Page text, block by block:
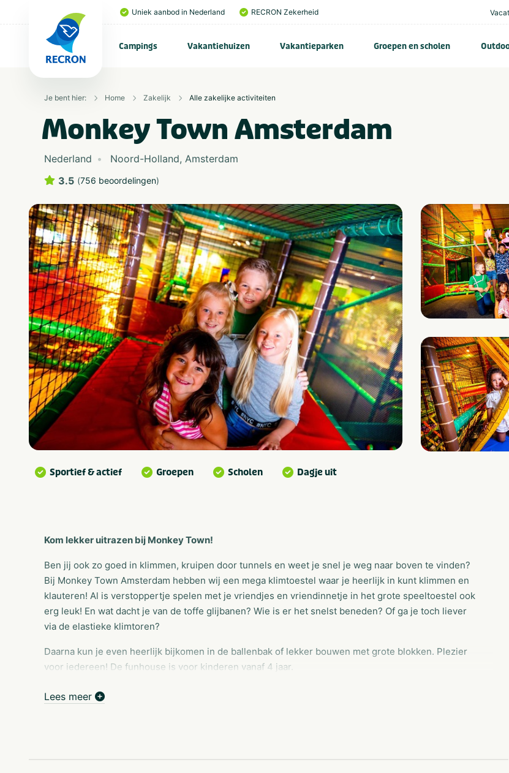
Uniek aanbod in Nederland RECRON Zekerheid
Campings Vakantiehuizen Vakantieparken Groepen en scholen
Je bent hier: Home Zakelijk Alle zakelijke activiteiten
Monkey Town Amsterdam
Nederland Noord-Holland, Amsterdam
3.5 (756 beoordelingen)
Sportief & actief Groepen Scholen Dagje uit
Kom lekker uitrazen bij Monkey Town!
Ben jij ook zo goed in klimmen, kruipen door tunnels en weet je snel je weg naar boven te vinden?
Bij Monkey Town Amsterdam hebben wij een mega klimtoestel waar je heerlijk in kunt klimmen en
klauteren! Al is verstoppertje spelen met je vriendjes en vriendinnetje in het grote speeltoestel ook
erg leuk! En wat dacht je van de toffe glijbanen? Wie is er het snelst beneden? Of ga je toch liever
via de elastieke klimtoren?
Daarna kun je even heerlijk bijkomen in de ballenbak of lekker bouwen met grote blokken. Plezier
voor iedereen! De funhouse is voor kinderen vanaf 4 jaar.
Peuterzone
Lees meer